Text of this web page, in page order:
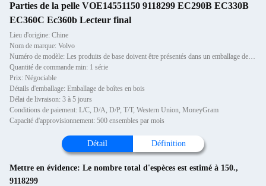
Parties de la pelle VOE14551150 9118299 EC290B EC330B
EC360C Ec360b Lecteur final
Lieu d'origine: Chine
Nom de marque: Volvo
Numéro de modèle: Les produits de base doivent être présentés dans un emballage de qualité supérieure.
Quantité de commande min: 1 série
Prix: Négociable
Détails d'emballage: Emballage de boîtes en bois
Délai de livraison: 3 à 5 jours
Conditions de paiement: L/C, D/A, D/P, T/T, Western Union, MoneyGram
Capacité d'approvisionnement: 500 ensembles par mois
Détail Définition
Mettre en évidence: Le nombre total d'espèces est estimé à 150.,
9118299